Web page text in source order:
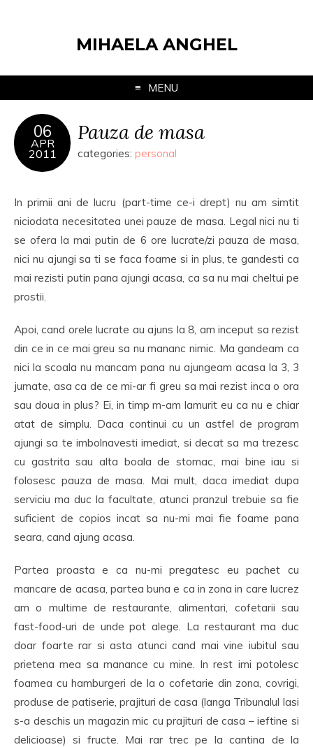
MIHAELA ANGHEL
MENU
06
APR
2011
Pauza de masa
categories: personal
In primii ani de lucru (part-time ce-i drept) nu am simtit
niciodata necesitatea unei pauze de masa. Legal nici nu ti
se ofera la mai putin de 6 ore lucrate/zi pauza de masa,
nici nu ajungi sa ti se faca foame si in plus, te gandesti ca
mai rezisti putin pana ajungi acasa, ca sa nu mai cheltui pe
prostii.
Apoi, cand orele lucrate au ajuns la 8, am inceput sa rezist
din ce in ce mai greu sa nu mananc nimic. Ma gandeam ca
nici la scoala nu mancam pana nu ajungeam acasa la 3, 3
jumate, asa ca de ce mi-ar fi greu sa mai rezist inca o ora
sau doua in plus? Ei, in timp m-am lamurit eu ca nu e chiar
atat de simplu. Daca continui cu un astfel de program
ajungi sa te imbolnavesti imediat, si decat sa ma trezesc
cu gastrita sau alta boala de stomac, mai bine iau si
folosesc pauza de masa. Mai mult, daca imediat dupa
serviciu ma duc la facultate, atunci pranzul trebuie sa fie
suficient de copios incat sa nu-mi mai fie foame pana
seara, cand ajung acasa.
Partea proasta e ca nu-mi pregatesc eu pachet cu
mancare de acasa, partea buna e ca in zona in care lucrez
am o multime de restaurante, alimentari, cofetarii sau
fast-food-uri de unde pot alege. La restaurant ma duc
doar foarte rar si asta atunci cand mai vine iubitul sau
prietena mea sa manance cu mine. In rest imi potolesc
foamea cu hamburgeri de la o cofetarie din zona, covrigi,
produse de patiserie, prajituri de casa (langa Tribunalul Iasi
s-a deschis un magazin mic cu prajituri de casa – ieftine si
delicioase) si fructe. Mai rar trec pe la cantina de la